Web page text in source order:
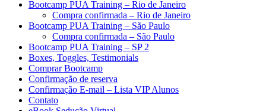
Bootcamp PUA Training – Rio de Janeiro
Compra confirmada – Rio de Janeiro
Bootcamp PUA Training – São Paulo
Compra confirmada – São Paulo
Bootcamp PUA Training – SP 2
Boxes, Toggles, Testimonials
Comprar Bootcamp
Confirmação de reserva
Confirmação E-mail – Lista VIP Alunos
Contato